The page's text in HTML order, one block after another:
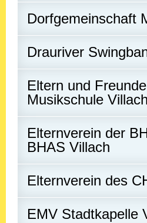
Dorfgemeinschaft
Drauriver
Eltern und
Musikschule
Elternverein der
BHAS Villach
Elternverein des
EMV Stadtkapelle